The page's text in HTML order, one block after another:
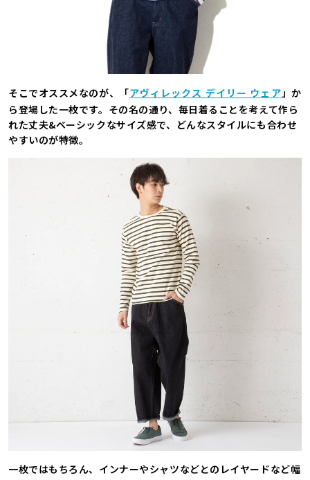
そこでオススメなのが、「アヴィレックス デイリー ウェア 」か
ら登場した一枚です。その名の通り、毎日着ることを考えて作ら
れた丈夫&ベーシックなサイズ感で、どんなスタイルにも合わせ
やすいのが特徴。
一枚ではもちろん、インナーやシャツなどとのレイヤードなど幅